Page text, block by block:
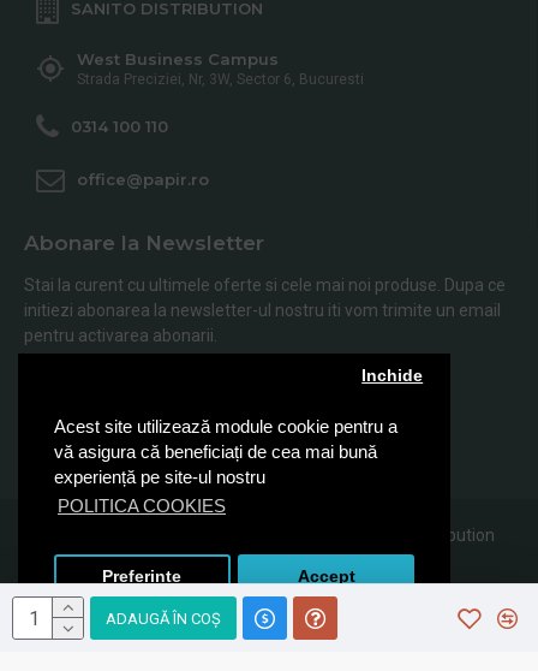
Acest site utilizează module cookie pentru a
vă asigura că beneficiați de cea mai bună
experiență pe site-ul nostru
POLITICA COOKIES
Inchide
Preferinte Accept
ADAUGĂ ÎN COŞ
SANITO DISTRIBUTION
West Business Campus
Strada Preciziei, Nr, 3W, Sector 6, Bucuresti
0314 100 110
office@papir.ro
Abonare la Newsletter
Stai la curent cu ultimele oferte si cele mai noi produse. Dupa ce
initiezi abonarea la newsletter-ul nostru iti vom trimite un email
pentru activarea abonarii.
Abonare
Am citit şi sunt de acord cu Politica de Confidentialitate
© 2019, Papir.ro, Toate drepturile rezervate Sanito Distribution